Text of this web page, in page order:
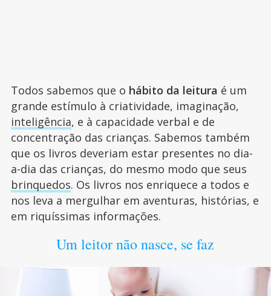
Todos sabemos que o hábito da leitura é um
grande estímulo à criatividade, imaginação,
inteligência, e à capacidade verbal e de
concentração das crianças. Sabemos também
que os livros deveriam estar presentes no dia-
a-dia das crianças, do mesmo modo que seus
brinquedos. Os livros nos enriquece a todos e
nos leva a mergulhar em aventuras, histórias, e
em riquíssimas informações.
Um leitor não nasce, se faz